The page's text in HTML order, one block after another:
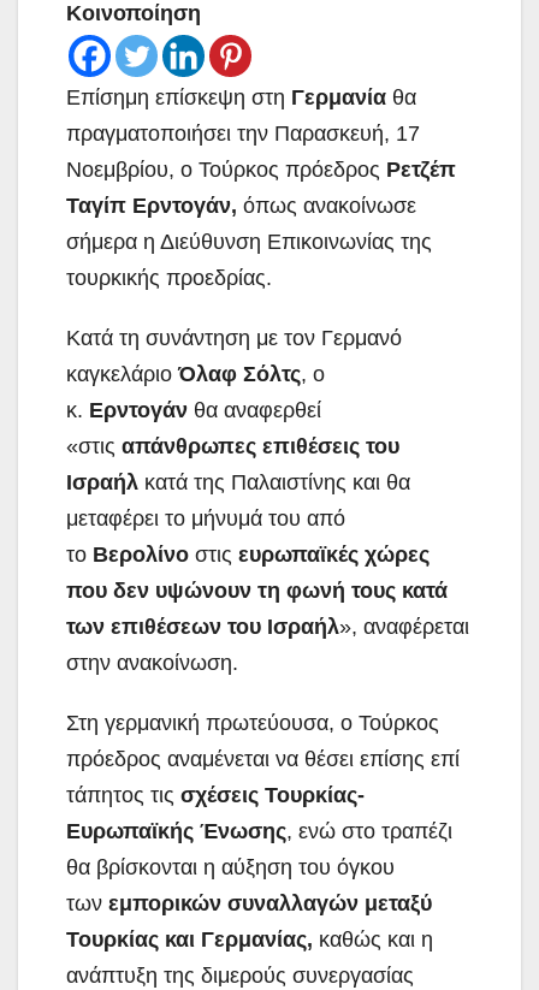
Κοινοποίηση
Επίσημη επίσκεψη στη Γερμανία θα
πραγματοποιήσει την Παρασκευή, 17
Νοεμβρίου, ο Τούρκος πρόεδρος Ρετζέπ
Ταγίπ Ερντογάν, όπως ανακοίνωσε
σήμερα η Διεύθυνση Επικοινωνίας της
τουρκικής προεδρίας.
Κατά τη συνάντηση με τον Γερμανό
καγκελάριοΌλαφ Σόλτς, ο
κ. Ερντογάν θα αναφερθεί
«στις απάνθρωπες επιθέσεις του
Ισραήλ κατά της Παλαιστίνης και θα
μεταφέρει το μήνυμά του από
το Βερολίνο στις ευρωπαϊκές χώρες
που δεν υψώνουν τη φωνή τους κατά
των επιθέσεων του Ισραήλ», αναφέρεται
στην ανακοίνωση.
Στη γερμανική πρωτεύουσα, ο Τούρκος
πρόεδρος αναμένεται να θέσει επίσης επί
τάπητος τις σχέσεις Τουρκίας-
Ευρωπαϊκής Ένωσης, ενώ στο τραπέζι
θα βρίσκονται η αύξηση του όγκου
των εμπορικών συναλλαγών μεταξύ
Τουρκίας και Γερμανίας, καθώς και η
ανάπτυξη της διμερούς συνεργασίας